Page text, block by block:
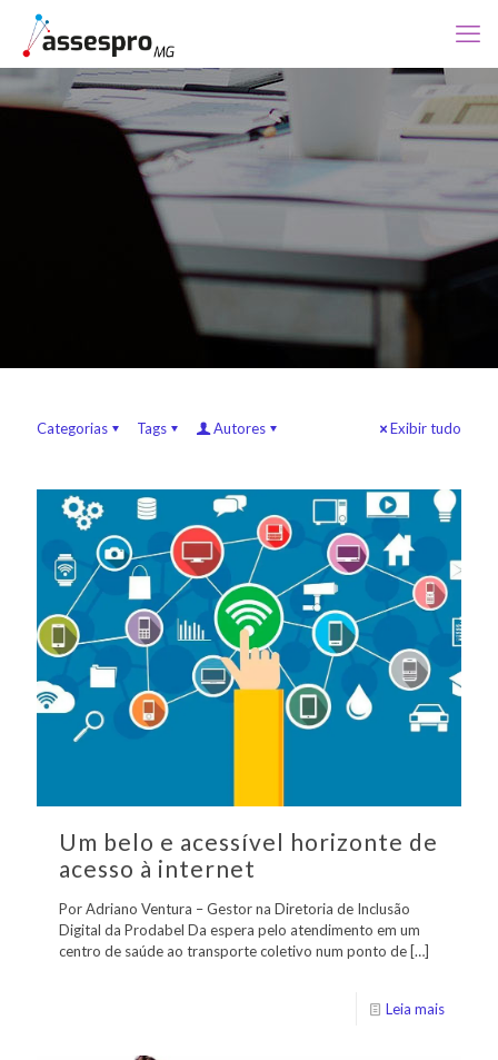
Categorias Tags Autores Exibir tudo
Um belo e acessível horizonte de
acesso à internet
Por Adriano Ventura – Gestor na Diretoria de Inclusão
Digital da Prodabel Da espera pelo atendimento em um
centro de saúde ao transporte coletivo num ponto de […]
Leia mais